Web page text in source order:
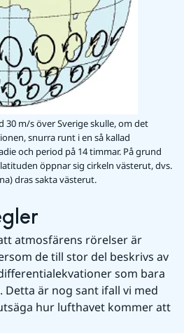
30 m/s över Sverige skulle, om det
snurra runt i en så kallad
och period på 14 timmar. På grund
öppnar sig cirkeln västerut, dvs.
dras sakta västerut.
atmosfärens rörelser är
de till stor del beskrivs av
som bara
är nog sant ifall vi med
hur lufthavet kommer att